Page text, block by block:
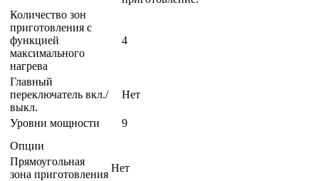
Количество зон
приготовления с
функцией
максимального
нагрева
4
Главный
переключатель вкл./
выкл.
Нет
Уровни мощности
9
Опции
Прямоугольная
зона приготовления
Нет